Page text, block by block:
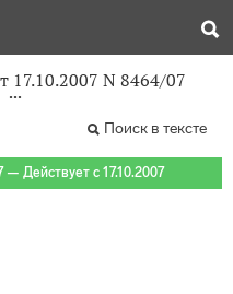
N 8464/07
Поиск в тексте
— Действует с 17.10.2007